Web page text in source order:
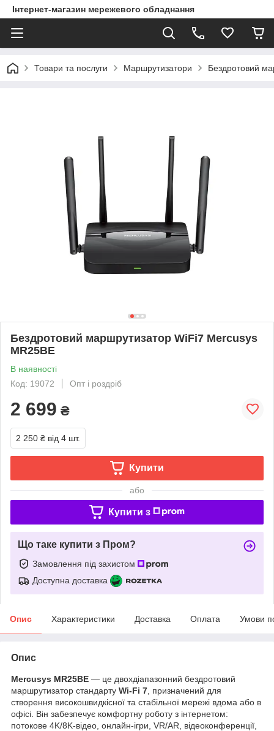
Інтернет-магазин мережевого обладнання
Товари та послуги Маршрутизатори Бездротовий
Бездротовий маршрутизатор WiFi7 Mercusys
MR25BE
В наявності
Код: 19072
Опт і роздріб
2 699 ₴
2 250 ₴ від 4 шт.
Купити
або
Купити з
Що таке купити з Пром?
Замовлення під захистом
Доступна доставка
Опис Характеристики Доставка Оплата Умови
Опис
Mercusys MR25BE — це двохдіапазонний бездротовий
маршрутизатор стандарту Wi-Fi 7 , призначений для
створення високошвидкісної та стабільної мережі вдома або в
офісі. Він забезпечує комфортну роботу з інтернетом:
потокове 4K/8K-відео, онлайн-ігри, VR/AR, відеоконференції,